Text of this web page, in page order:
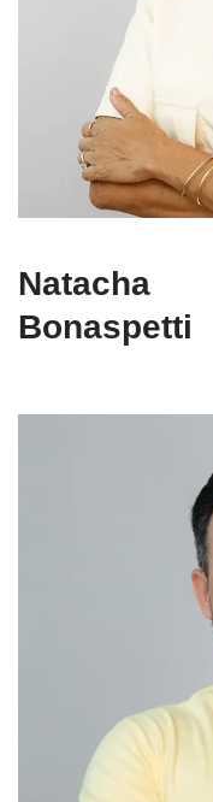
Natacha
Bonaspetti